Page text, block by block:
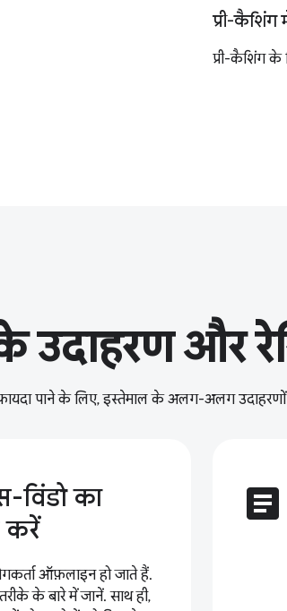
प्री-
प्री-कैशिंग के
उदाहरण और
फ़ायदा पाने के लिए, इस्तेमाल के अलग-अलग
विंडो का
करें
ऑफ़लाइन हो जाते हैं.
के बारे में जानें. साथ ही,
article